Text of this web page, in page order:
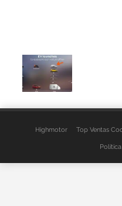
Highmotor Top Ventas